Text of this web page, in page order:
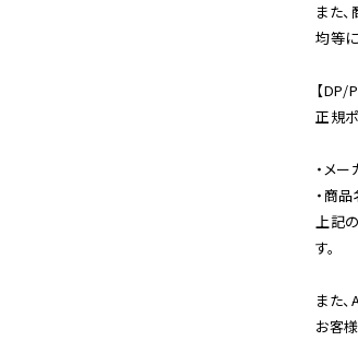
また
均等
【DP/
正規
・メ
・商
上記
す。
また
お客